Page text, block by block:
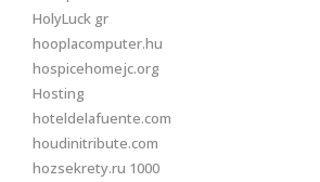
HolyLuck gr
hooplacomputer.hu
hospicehomejc.org
Hosting
hoteldelafuente.com
houdinitribute.com
hozsekrety.ru 1000